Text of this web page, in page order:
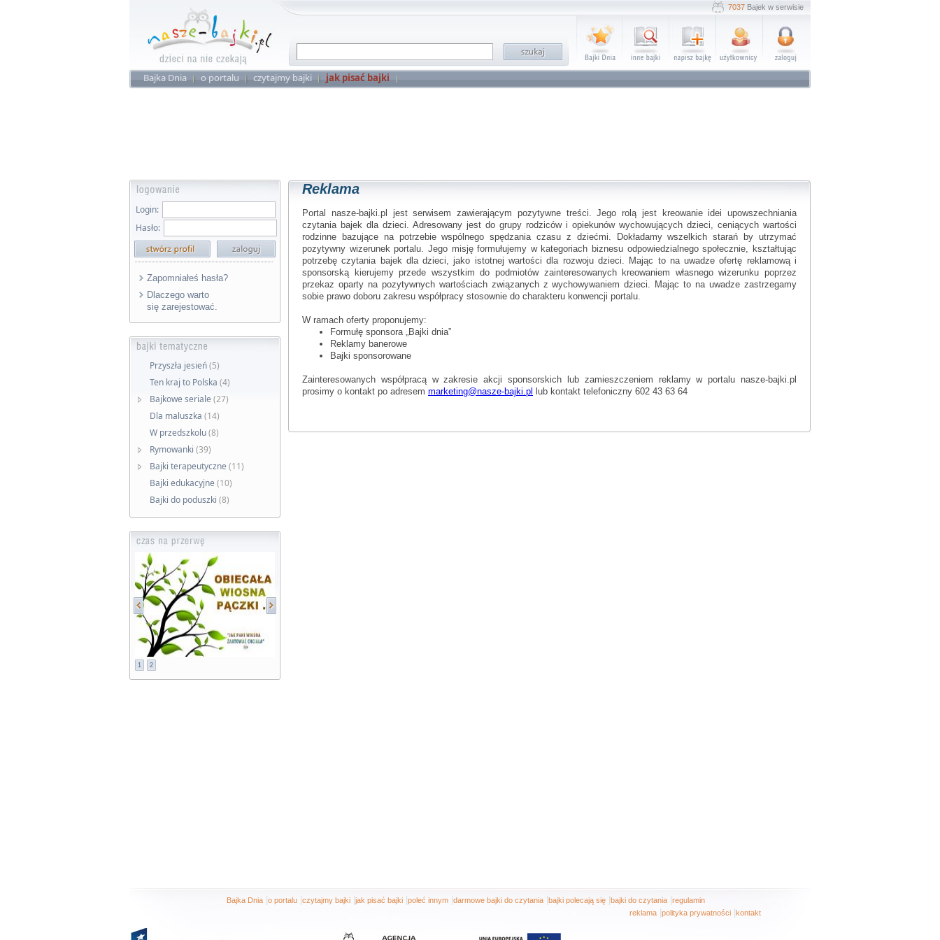
7037 Bajek w serwisie
Bajka Dnia o portalu czytajmy bajki jak pisać bajki
Login:
Hasło:
Zapomniałeś hasła?
Dlaczego warto
się zarejestować.
Przyszła jesień(5)
Ten kraj to Polska (4)
Bajkowe seriale (27)
Dla maluszka (14)
W przedszkolu(8)
Rymowanki (39)
Bajki terapeutyczne (11)
Bajki edukacyjne (10)
Bajki do poduszki (8)
1 2
Reklama
Portal nasze-bajki.pl jest serwisem zawierającym pozytywne treści. Jego rolą jest kreowanie idei upowszechniania
czytania bajek dla dzieci. Adresowany jest do grupy rodziców i opiekunów wychowujących dzieci, ceniących wartości
rodzinne bazujące na potrzebie wspólnego spędzania czasu z dziećmi. Dokładamy wszelkich starań by utrzymać
pozytywny wizerunek portalu. Jego misję formułujemy w kategoriach biznesu odpowiedzialnego społecznie, kształtując
potrzebę czytania bajek dla dzieci, jako istotnej wartości dla rozwoju dzieci. Mając to na uwadze ofertę reklamową i
sponsorską kierujemy przede wszystkim do podmiotów zainteresowanych kreowaniem własnego wizerunku poprzez
przekaz oparty na pozytywnych wartościach związanych z wychowywaniem dzieci. Mając to na uwadze zastrzegamy
sobie prawo doboru zakresu współpracy stosownie do charakteru konwencji portalu.
W ramach oferty proponujemy:
Formułę sponsora „Bajki dnia”
Reklamy banerowe
Bajki sponsorowane
Zainteresowanych współpracą w zakresie akcji sponsorskich lub zamieszczeniem reklamy w portalu nasze-bajki.pl
prosimy o kontakt po adresem marketing@nasze-bajki.pl lub kontakt telefoniczny 602 43 63 64
Bajka Dnia o portalu czytajmy bajki jak pisać bajki poleć innym darmowe bajki do czytania bajki polecają się bajki do czytania regulamin
reklama polityka prywatności kontakt